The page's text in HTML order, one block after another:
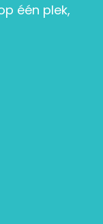
één plek,